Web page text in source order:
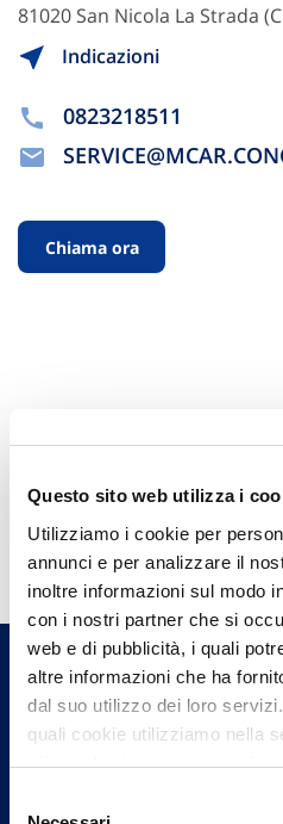
Questo sito web utilizza i
Utilizziamo i cookie per
annunci e per analizzare il
inoltre informazioni sul modo
con i nostri partner che si
web e di pubblicità, i quali
altre informazioni che ha
dal suo utilizzo dei loro
quali cookie utilizziamo nella
più su chi siamo, come può
può trovare nel footer del sito
81020 San Nicola La Strada
Indicazioni
0823218511
Chiama ora
Hai bisogno di
informazioni?
Trova l'Agenzia più
un nostro Agente.
Contattaci